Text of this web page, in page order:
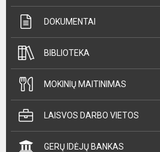
DOKUMENTAI
BIBLIOTEKA
MOKINIŲ MAITINIMAS
LAISVOS DARBO VIETOS
GERŲ IDĖJŲ BANKAS